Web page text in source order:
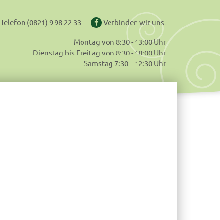
Verbinden wir uns!
Telefon (0821) 9 98 22 33
Montag von 8:30 - 13:00 Uhr
Dienstag bis Freitag von 8:30 - 18:00 Uhr
Samstag 7:30 – 12:30 Uhr